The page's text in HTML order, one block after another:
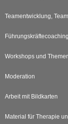
Teamentwicklung,
Workshops und
Moderation
Arbeit mit Bildkarten
Material für Therapie